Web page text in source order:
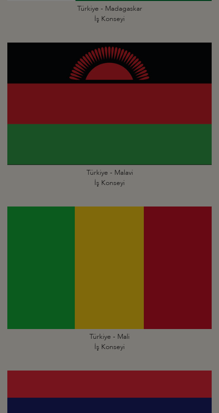
Türkiye - Madagaskar
İş Konseyi
Türkiye - Malavi
İş Konseyi
Türkiye - Mali
İş Konseyi